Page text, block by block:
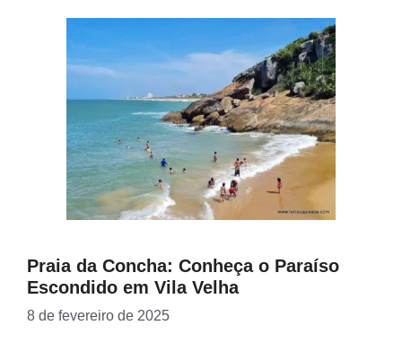
Praia da Concha: Conheça o Paraíso
Escondido em Vila Velha
8 de fevereiro de 2025